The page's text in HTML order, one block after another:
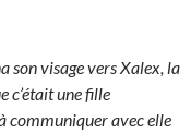
visage vers Xalex, la
c’était une fille
communiquer avec elle